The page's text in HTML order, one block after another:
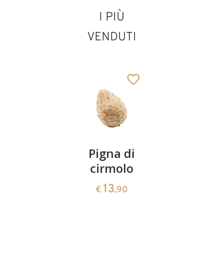
Ragazza con
I PIÙ
VENDUTI
Pigna di
cirmolo
€ 13,90